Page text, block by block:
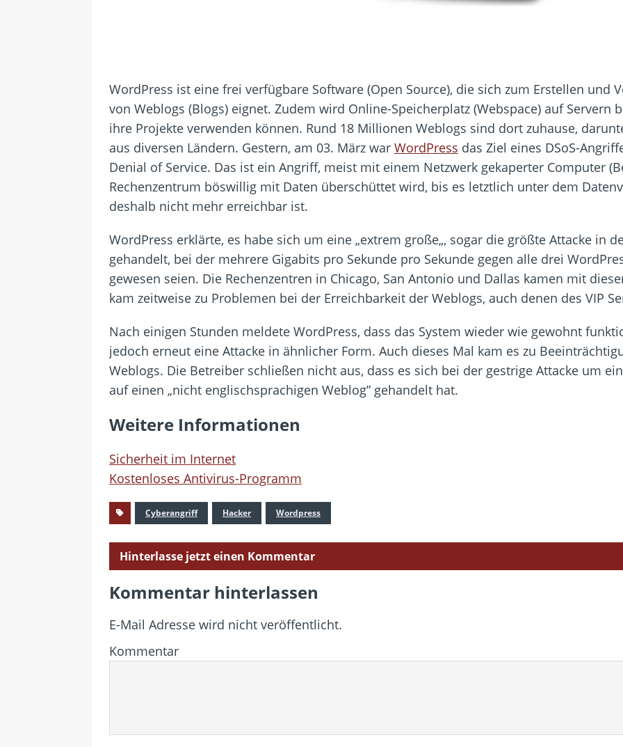
WordPress ist eine frei verfügbare Software (Open Source), die sich zum Erstellen und
von Weblogs (Blogs) eignet. Zudem wird Online-Speicherplatz (Webspace) auf Servern
ihre Projekte verwenden können. Rund 18 Millionen Weblogs sind dort zuhause,
aus diversen Ländern. Gestern, am 03. März war WordPress das Ziel eines DSoS-
Denial of Service. Das ist ein Angriff, meist mit einem Netzwerk gekaperter Computer
Rechenzentrum böswillig mit Daten überschüttet wird, bis es letztlich unter dem
deshalb nicht mehr erreichbar ist.
WordPress erklärte, es habe sich um eine „extrem große„, sogar die größte Attacke in
gehandelt, bei der mehrere Gigabits pro Sekunde pro Sekunde gegen alle drei
gewesen seien. Die Rechenzentren in Chicago, San Antonio und Dallas kamen mit
kam zeitweise zu Problemen bei der Erreichbarkeit der Weblogs, auch denen des VIP
Nach einigen Stunden meldete WordPress, dass das System wieder wie gewohnt
jedoch erneut eine Attacke in ähnlicher Form. Auch dieses Mal kam es zu
Weblogs. Die Betreiber schließen nicht aus, dass es sich bei der gestrige Attacke um
auf einen „nicht englischsprachigen Weblog” gehandelt hat.
Weitere Informationen
Sicherheit im Internet
Kostenloses Antivirus-Programm
Cyberangriff Hacker Wordpress
Hinterlasse jetzt einen Kommentar
Kommentar hinterlassen
E-Mail Adresse wird nicht veröffentlicht.
Kommentar